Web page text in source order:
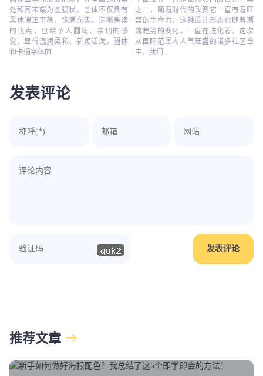
处和其末端为圆弧状。圆体不仅具有
黑体端正平稳，饱满充实，清晰易读
的优点，也给予人圆润、亲切的感
觉，显得温润柔和、新颖活泼。圆体
和卡通字体的...
之一，随着时代的改变它一直有着旺
盛的生命力，这种设计形态也随着潮
流趋势的变化，一直在进化着。这次
从国际范围内人气旺盛的诸多社区当
中，我们...
发表评论
推荐文章